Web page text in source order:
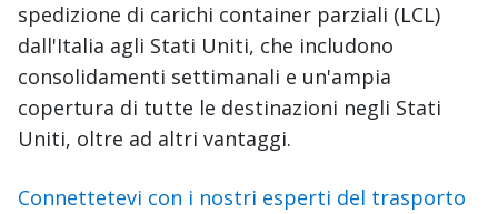
spedizione di carichi container parziali (LCL)
dall'Italia agli Stati Uniti, che includono
consolidamenti settimanali e un'ampia
copertura di tutte le destinazioni negli Stati
Uniti, oltre ad altri vantaggi.
Connettetevi con i nostri esperti del trasporto